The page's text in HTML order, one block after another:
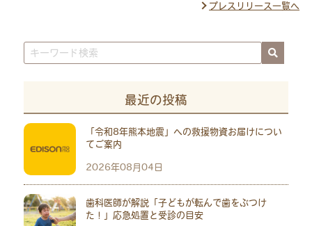
プレスリリース一覧へ
最近の投稿
「令和8年熊本地震」への救援物資お届けについ
てご案内
2026年08月04日
歯科医師が解説「子どもが転んで歯をぶつけ
た！」応急処置と受診の目安